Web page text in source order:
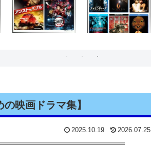
映画ドラマ集】
2025.10.19 2026.07.25